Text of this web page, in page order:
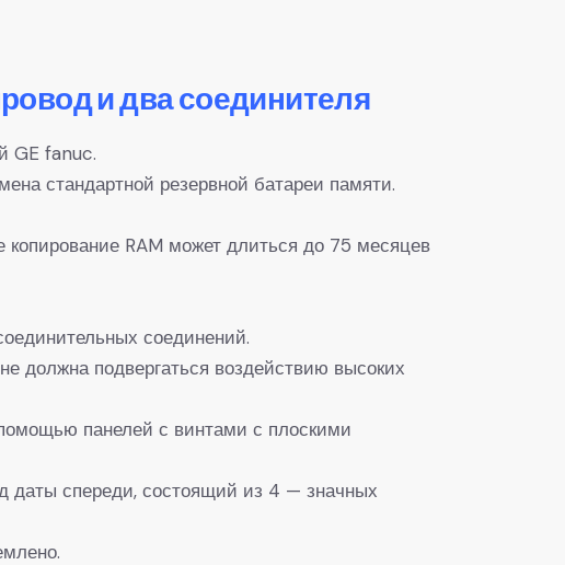
и два соединителя
GE fanuc.
стандартной резервной батареи памяти.
RAM может длиться до 75 месяцев
соединений.
должна подвергаться воздействию высоких
панелей с винтами с плоскими
даты спереди, состоящий из 4 — значных